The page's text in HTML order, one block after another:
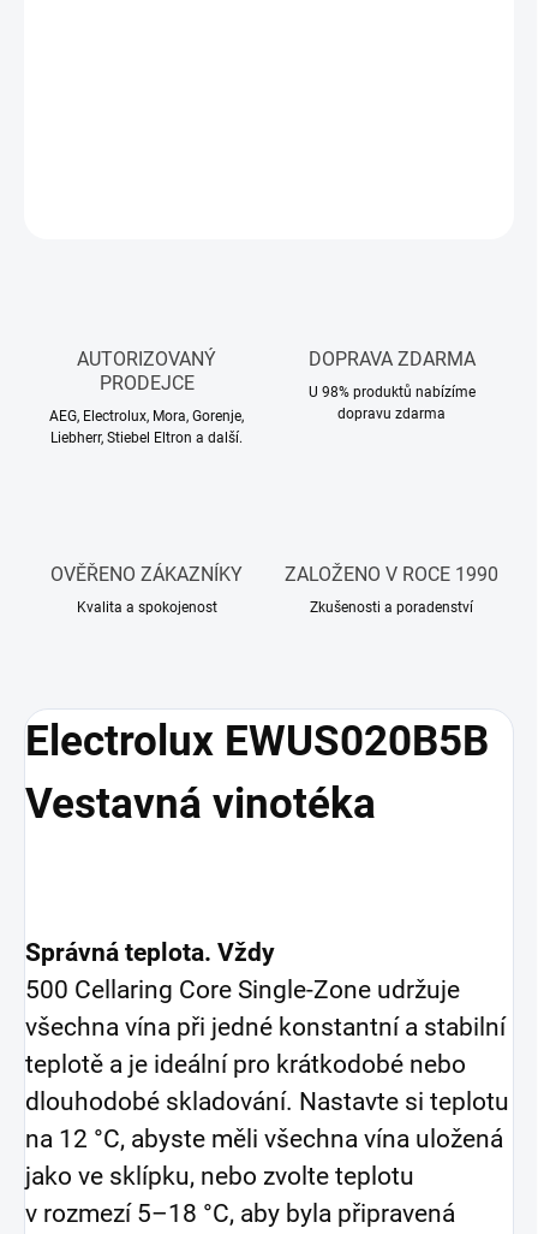
AUTORIZOVANÝ
PRODEJCE
AEG, Electrolux, Mora, Gorenje,
Liebherr, Stiebel Eltron a další.
DOPRAVA ZDARMA
U 98% produktů nabízíme
dopravu zdarma
OVĚŘENO ZÁKAZNÍKY
Kvalita a spokojenost
ZALOŽENO V ROCE 1990
Zkušenosti a poradenství
Electrolux EWUS020B5B
Vestavná vinotéka
Správná teplota. Vždy
500 Cellaring Core Single-Zone udržuje
všechna vína při jedné konstantní a stabilní
teplotě a je ideální pro krátkodobé nebo
dlouhodobé skladování. Nastavte si teplotu
na 12 °C, abyste měli všechna vína uložená
jako ve sklípku, nebo zvolte teplotu
v rozmezí 5–18 °C, aby byla připravená